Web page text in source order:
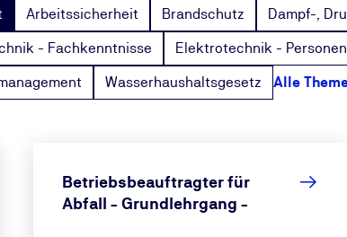
Arbeitssicherheit Brandschutz
Dampf-,
- Fachkenntnisse
Elektrotechnik -
Wasserhaushaltsgesetz Alle
Betriebsbeauftragter für
Abfall - Grundlehrgang -